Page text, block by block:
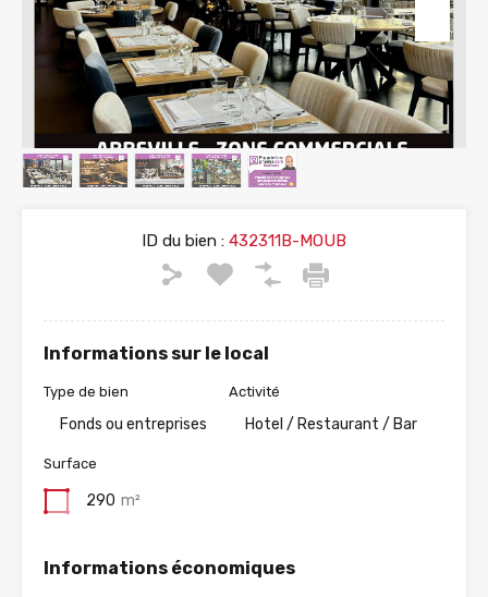
ID du bien : 432311B-MOUB
Informations sur le local
Type de bien
Fonds ou entreprises
Activité
Hotel / Restaurant / Bar
Surface
290 m²
Informations économiques